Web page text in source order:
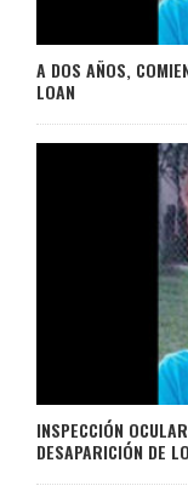
A DOS AÑOS,
LOAN
INSPECCIÓN
DESAPARICIÓN DE